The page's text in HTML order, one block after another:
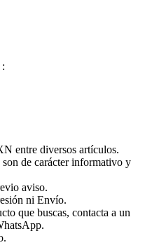
entre diversos artículos.
de carácter informativo y
aviso.
ni Envío.
que buscas, contacta a un